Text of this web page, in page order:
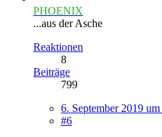
PHOENIX
...aus der Asche
Reaktionen
8
Beiträge
799
6. September 2019
#6